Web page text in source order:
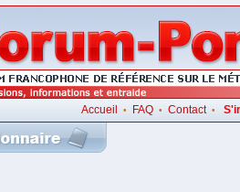
Accueil • FAQ• Contact•